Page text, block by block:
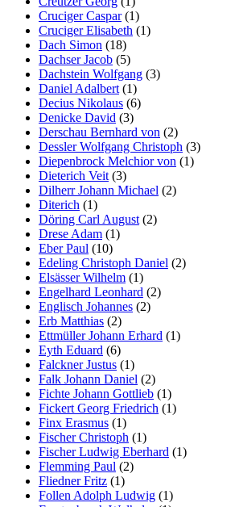
Cruciger Caspar(1)
Cruciger Elisabeth (1)
Dach Simon (18)
Dachser Jacob (5)
Dachstein Wolfgang (3)
Daniel Adalbert (1)
Decius Nikolaus (6)
Denicke David (3)
Derschau Bernhard von (2)
Dessler Wolfgang Christoph (3)
Diepenbrock Melchior von (1)
Dieterich Veit (3)
Dilherr Johann Michael (2)
Diterich (1)
Döring Carl August (2)
Drese Adam (1)
Eber Paul (10)
Edeling Christoph Daniel (2)
Elsässer Wilhelm (1)
Engelhard Leonhard (2)
Englisch Johannes (2)
Erb Matthias (2)
Ettmüller Johann Erhard (1)
Eyth Eduard (6)
Falckner Justus (1)
Falk Johann Daniel (2)
Fichte Johann Gottlieb (1)
Fickert Georg Friedrich (1)
Finx Erasmus (1)
Fischer Christoph (1)
Fischer Ludwig Eberhard (1)
Flemming Paul (2)
Fliedner Fritz (1)
Follen Adolph Ludwig (1)